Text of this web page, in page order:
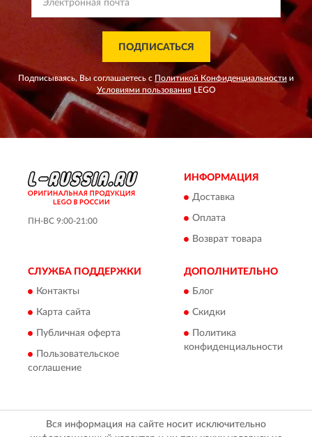
ПОДПИСАТЬСЯ
Подписываясь, Вы соглашаетесь с Политикой Конфиденциальности и
Условиями пользованияLEGO
ПН-ВС 9:00-21:00
ИНФОРМАЦИЯ
Доставка
Оплата
Возврат товара
СЛУЖБА ПОДДЕРЖКИ
Контакты
Карта сайта
Публичная оферта
Пользовательское
соглашение
ДОПОЛНИТЕЛЬНО
Блог
Скидки
Политика
конфиденциальности
Вся информация на сайте носит исключительно